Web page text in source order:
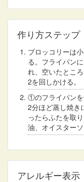
作り方ステップ
ブロッコリーは
る。フライパン
れ、空いたとこ
2を回しかける。
①のフライパン
2分ほど蒸し焼き
ったらふたを取
油、オイスター
アレルギー表示